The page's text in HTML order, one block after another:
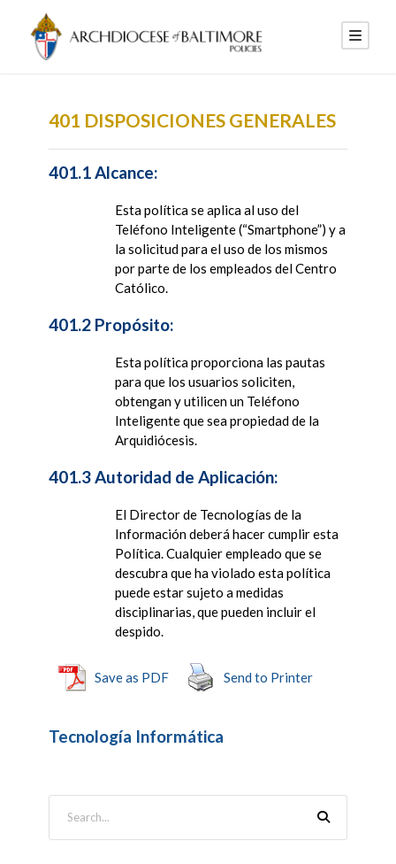
401 DISPOSICIONES GENERALES
401.1 Alcance:
Esta política se aplica al uso del
Teléfono Inteligente (“Smartphone”) y a
la solicitud para el uso de los mismos
por parte de los empleados del Centro
Católico.
401.2 Propósito:
Esta política proporciona las pautas
para que los usuarios soliciten,
obtengan y utilicen un Teléfono
Inteligente que sea propiedad de la
Arquidiócesis.
401.3 Autoridad de Aplicación:
El Director de Tecnologías de la
Información deberá hacer cumplir esta
Política. Cualquier empleado que se
descubra que ha violado esta política
puede estar sujeto a medidas
disciplinarias, que pueden incluir el
despido.
Save as PDF Send to Printer
Tecnología Informática